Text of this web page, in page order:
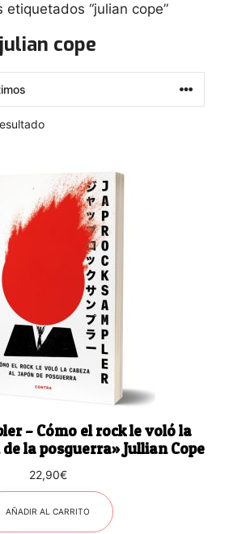
etiquetados “julian cope”
julian cope
– Cómo el rock le voló la
la posguerra» Jullian Cope
22,90€
AÑADIR AL CARRITO